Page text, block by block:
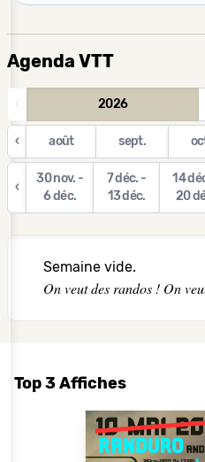
Agenda VTT
‹ 2026
‹ août sept.
‹
30 nov. -
6 déc.
7 déc. -
13 déc.
14
20
Semaine vide.
On veut des randos ! On
Top 3 Affiches